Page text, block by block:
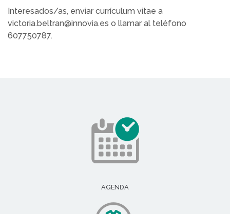
Interesados/as, enviar currículum vitae a
victoria.beltran@innovia.es o llamar al teléfono
607750787.
AGENDA